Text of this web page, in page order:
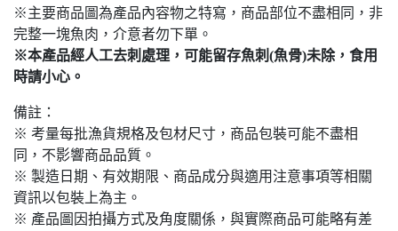
※主要商品圖為產品內容物之特寫，商品部位不盡相同，非
完整一塊魚肉，介意者勿下單。
※本產品經人工去刺處理，可能留存魚刺(魚骨)未除，食用
時請小心。
備註：
※ 考量每批漁貨規格及包材尺寸，商品包裝可能不盡相
同，不影響商品品質。
※ 製造日期、有效期限、商品成分與適用注意事項等相關
資訊以包裝上為主。
※ 產品圖因拍攝方式及角度關係，與實際商品可能略有差